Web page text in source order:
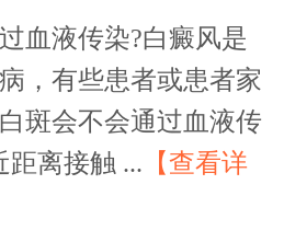
血液传染?白癜风是
，有些患者或患者家
斑会不会通过血液传
距离接触 ... 【查看详